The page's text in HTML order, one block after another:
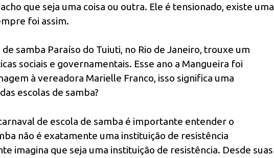
que seja uma coisa ou outra. Ele é tensionado, existe uma
foi assim.
samba Paraíso do Tuiuti, no Rio de Janeiro, trouxe um
sociais e governamentais. Esse ano a Mangueira foi
à vereadora Marielle Franco, isso significa uma
escolas de samba?
de escola de samba é importante entender o
não é exatamente uma instituição de resistência
imagina que seja uma instituição de resistência. Desde suas